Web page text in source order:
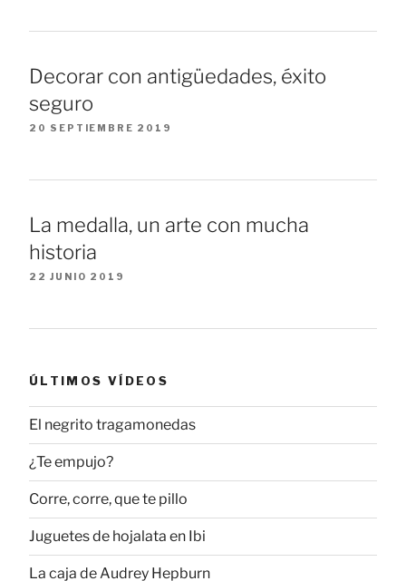
Decorar con antigüedades, éxito
seguro
20 SEPTIEMBRE 2019
La medalla, un arte con mucha
historia
22 JUNIO 2019
ÚLTIMOS VÍDEOS
El negrito tragamonedas
¿Te empujo?
Corre, corre, que te pillo
Juguetes de hojalata en Ibi
La caja de Audrey Hepburn